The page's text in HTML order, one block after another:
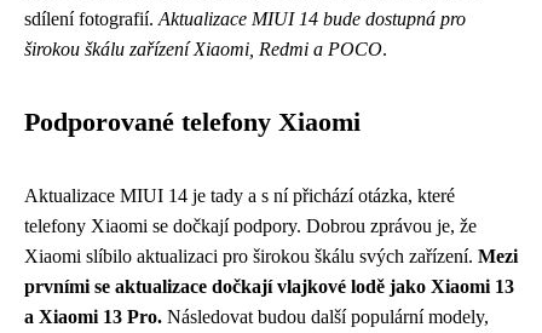
sdílení fotografií. Aktualizace MIUI 14 bude dostupná pro
širokou škálu zařízení Xiaomi, Redmi a POCO.
Podporované telefony Xiaomi
Aktualizace MIUI 14 je tady a s ní přichází otázka, které
telefony Xiaomi se dočkají podpory. Dobrou zprávou je, že
Xiaomi slíbilo aktualizaci pro širokou škálu svých zařízení. Mezi
prvními se aktualizace dočkají vlajkové lodě jako Xiaomi 13
a Xiaomi 13 Pro. Následovat budou další populární modely,